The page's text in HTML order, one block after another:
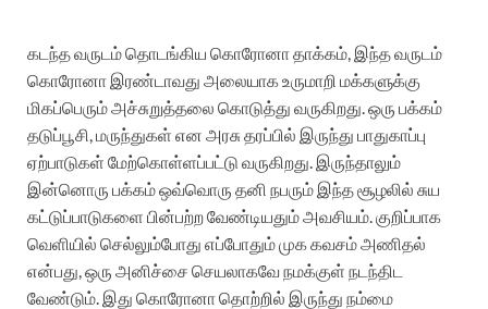
கடந்த வருடம் தொடங்கிய கொரோனா தாக்கம், இந்த வருடம்
கொரோனா இரண்டாவது அலையாக உருமாறி மக்களுக்கு
மிகப்பெரும் அச்சுறுத்தலை கொடுத்து வருகிறது. ஒரு பக்கம்
தடுப்பூசி, மருந்துகள் என அரசு தரப்பில் இருந்து பாதுகாப்பு
ஏற்பாடுகள் மேற்கொள்ளப்பட்டு வருகிறது. இருந்தாலும்
இன்னொரு பக்கம் ஒவ்வொரு தனி நபரும் இந்த சூழலில் சுய
கட்டுப்பாடுகளை பின்பற்ற வேண்டியதும் அவசியம். குறிப்பாக
வெளியில் செல்லும்போது எப்போதும் முக கவசம் அணிதல்
என்பது, ஒரு அனிச்சை செயலாகவே நமக்குள் நடந்திட
வேண்டும். இது கொரோனா தொற்றில் இருந்து நம்மை